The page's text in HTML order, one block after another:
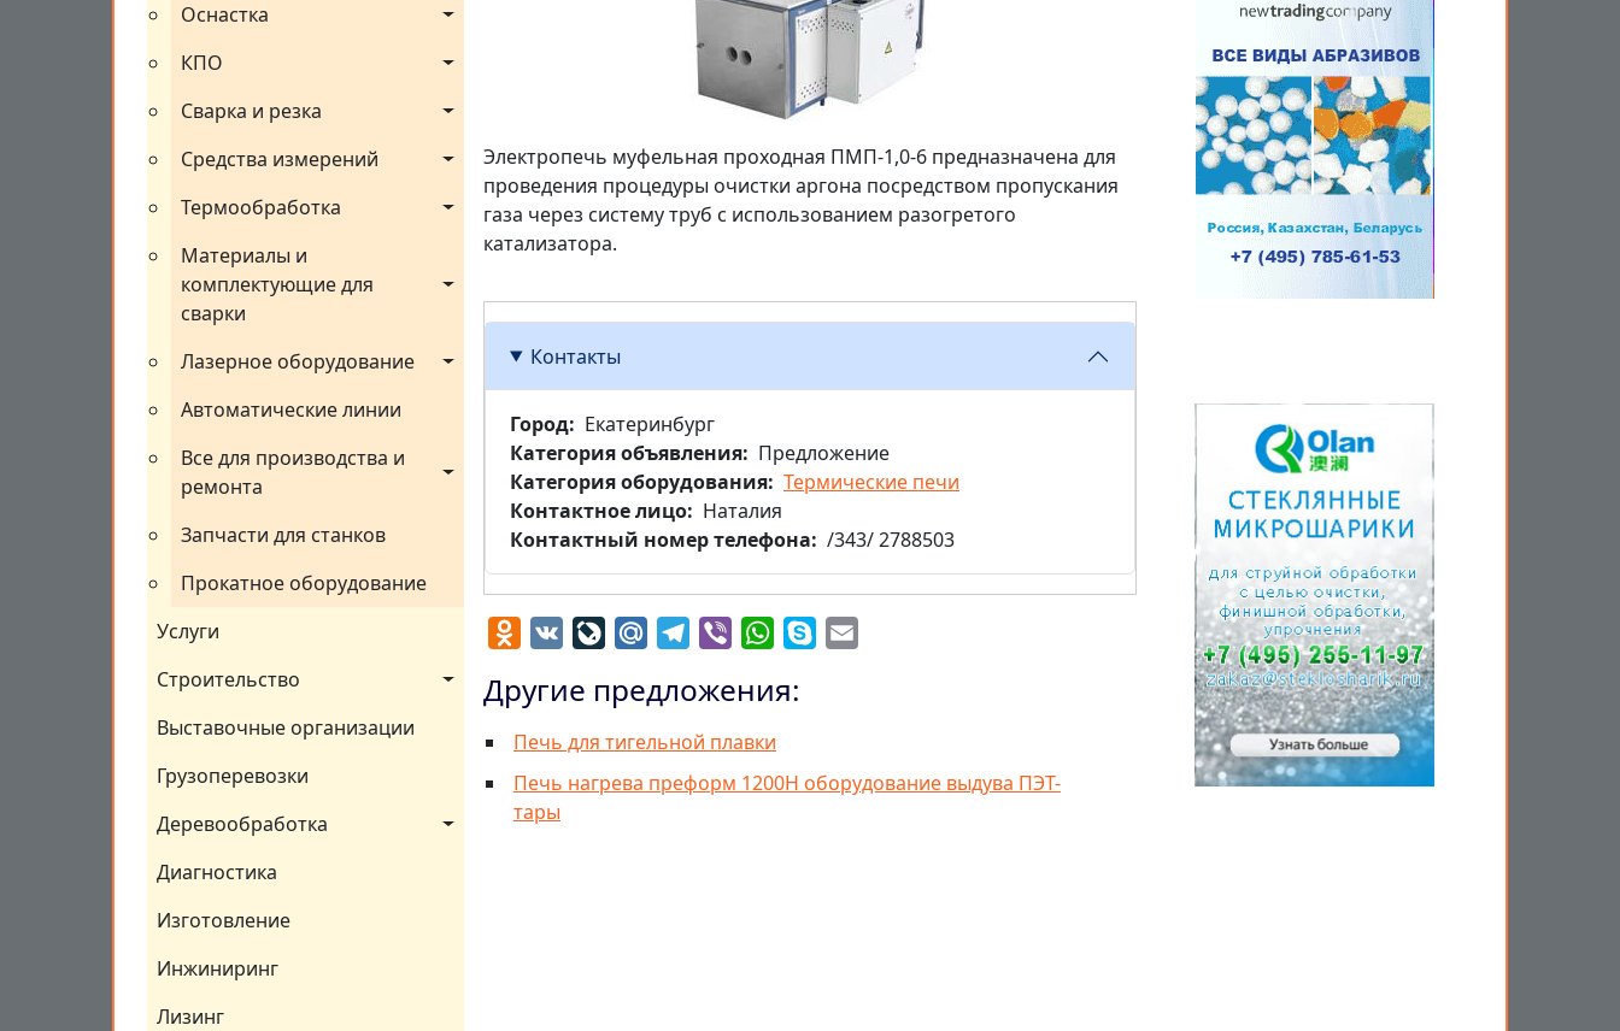
Оснастка
КПО
Сварка и резка
Средства измерений
Термообработка
Материалы и
комплектующие для
сварки
Лазерное оборудование
Автоматические линии
Все для производства и
ремонта
Запчасти для станков
Прокатное оборудование
Услуги
Строительство
Выставочные организации
Грузоперевозки
Деревообработка
Диагностика
Изготовление
Инжиниринг
Лизинг
Электропечь муфельная проходная ПМП-1,0-6 предназначена для
проведения процедуры очистки аргона посредством пропускания
газа через систему труб с использованием разогретого
катализатора.
Контакты
Город
Екатеринбург
Категория объявления
Предложение
Категория оборудования Термические печи
Контактное лицо
Наталия
Контактный номер телефона
/343/ 2788503
Odnoklassniki
VK LiveJournal
Mail.RuTelegram
Viber WhatsApp
Skype
Другие предложения:
Печь для тигельной плавки
Печь нагрева преформ 1200Н оборудование выдува ПЭТ-
тары